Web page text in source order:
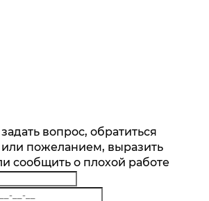
белья, кг
последние обновления
и специальных
вопрос, обратиться
пожеланием, выразить
сообщить о плохой работе